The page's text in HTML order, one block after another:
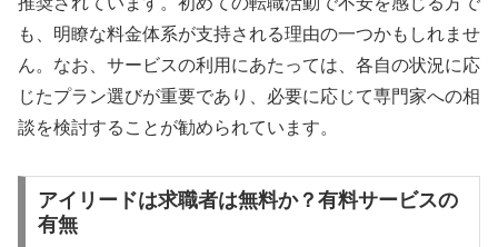
も、明瞭な料金体系が支持される理由の一つかもしれませ
ん。なお、サービスの利用にあたっては、各自の状況に応
じたプラン選びが重要であり、必要に応じて専門家への相
談を検討することが勧められています。
アイリードは求職者は無料か？有料サービスの
有無